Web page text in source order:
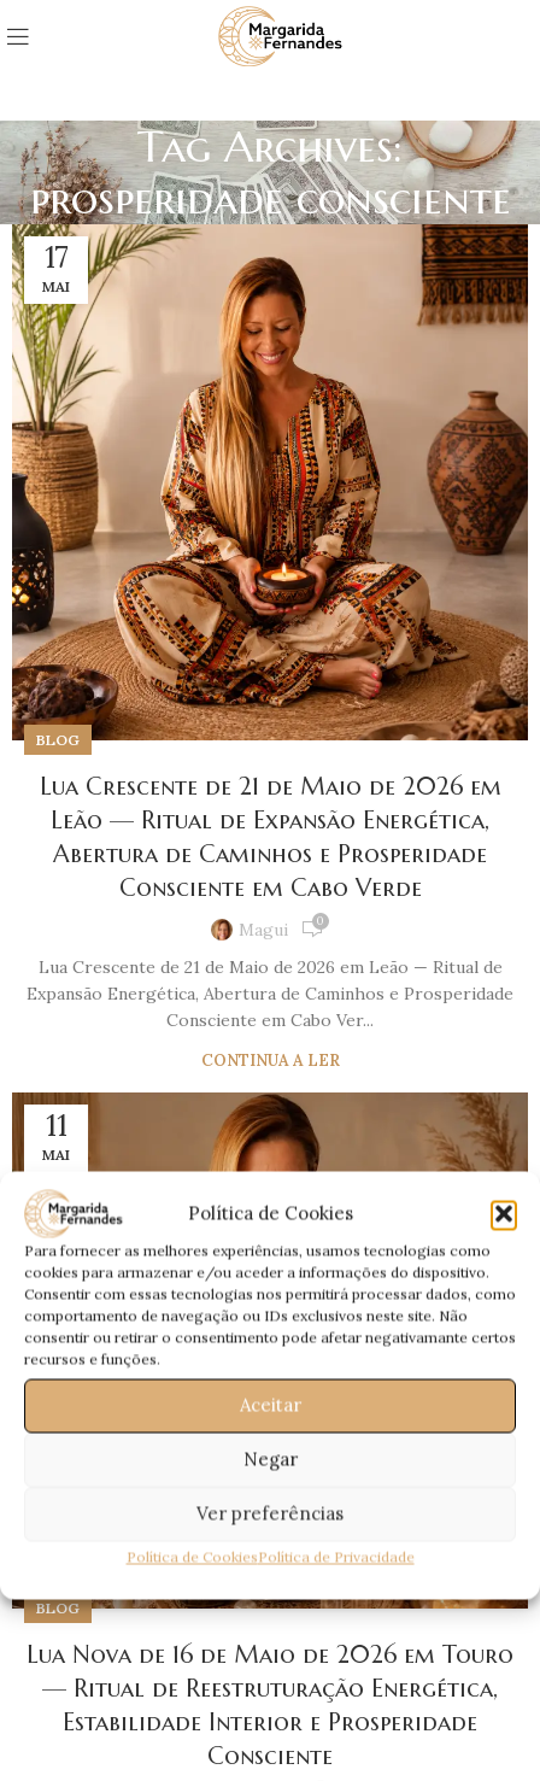
Política de Cookies
Para fornecer as melhores experiências, usamos tecnologias como
cookies para armazenar e/ou aceder a informações do dispositivo.
Consentir com essas tecnologias nos permitirá processar dados, como
comportamento de navegação ou IDs exclusivos neste site. Não
consentir ou retirar o consentimento pode afetar negativamante certos
recursos e funções.
Aceitar
Negar
Ver preferências
Política de CookiesPolítica de Privacidade
Tag Archives:
prosperidade consciente
17
MAI
BLOG
Lua Crescente de 21 de Maio de 2026 em
Leão — Ritual de Expansão Energética,
Abertura de Caminhos e Prosperidade
Consciente em Cabo Verde
Magui 0
Lua Crescente de 21 de Maio de 2026 em Leão — Ritual de
Expansão Energética, Abertura de Caminhos e Prosperidade
Consciente em Cabo Ver...
CONTINUA A LER
11
MAI
BLOG
Lua Nova de 16 de Maio de 2026 em Touro
— Ritual de Reestruturação Energética,
Estabilidade Interior e Prosperidade
Consciente